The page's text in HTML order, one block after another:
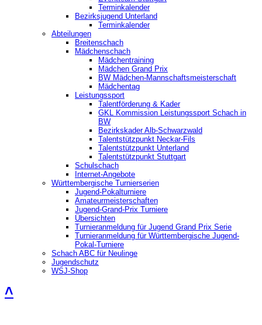
Terminkalender
Bezirksjugend Unterland
Terminkalender
Abteilungen
Breitenschach
Mädchenschach
Mädchentraining
Mädchen Grand Prix
BW Mädchen-Mannschaftsmeisterschaft
Mädchentag
Leistungssport
Talentförderung & Kader
GKL Kommission Leistungssport Schach in
BW
Bezirkskader Alb-Schwarzwald
Talentstützpunkt Neckar-Fils
Talentstützpunkt Unterland
Talentstützpunkt Stuttgart
Schulschach
Internet-Angebote
Württembergische Turnierserien
Jugend-Pokalturniere
Amateurmeisterschaften
Jugend-Grand-Prix Turniere
Übersichten
Turnieranmeldung für Jugend Grand Prix Serie
Turnieranmeldung für Württembergische Jugend-
Pokal-Turniere
Schach ABC für Neulinge
Jugendschutz
WSJ-Shop
˄